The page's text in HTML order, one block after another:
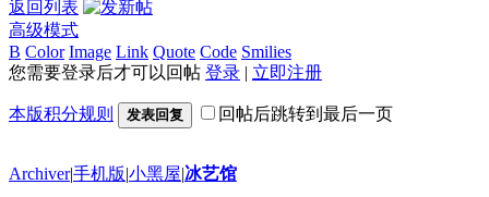
返回列表
高级模式
B Color Image Link Quote Code Smilies
您需要登录后才可以回帖 登录 | 立即注册
本版积分规则 发表回复 回帖后跳转到最后一页
Archiver|手机版|小黑屋|冰艺馆